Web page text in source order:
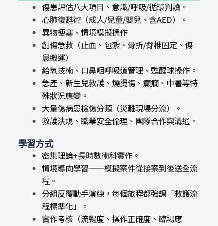
傷患評估八大項目、意識/呼吸/循環判讀。
心肺復甦術（成人/兒童/嬰兒、含AED）。
異物梗塞、情境模擬操作
創傷急救（止血、包紮、骨折/脊椎固定、傷
患搬運）
給氧技術、口鼻咽呼吸道管理、甦醒球操作。
急產、新生兒救護、燒燙傷、癲癇、中暑等特
殊狀況應變。
大量傷病患檢傷分類（災難現場分流）。
救護法規、職業安全倫理、團隊合作與溝通。
學習方式
密集理論+長時數術科實作。
情境導向學習──模擬案件從接案到後送全流
程。
分組反覆動手演練，每個旅程都強調「救護流
程標準化」。
實作考核（流暢度、操作正確度、臨場應